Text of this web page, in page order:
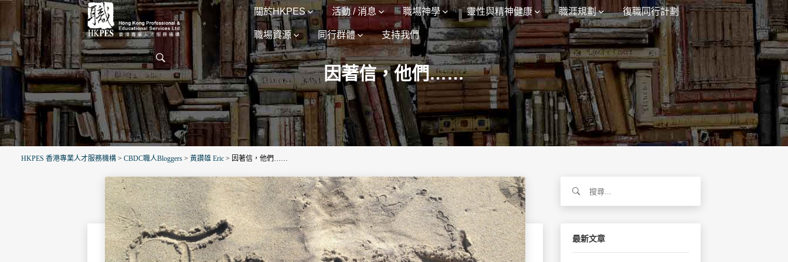
關於HKPES 活動 / 消息 職場神學 靈性與精神健康 職涯規劃 復職同行計劃
職場資源 同行群體 支持我們
因著信，他們……
HKPES 香港專業人才服務機構 > CBDC職人Bloggers > 黃讚雄 Eric > 因著信，他們……
關
最新文章